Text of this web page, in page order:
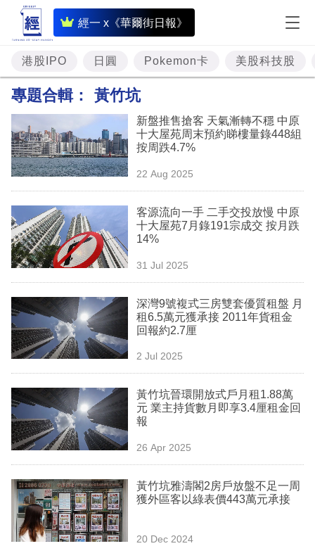
經一 x《華爾街日報》
即
時
財
經
投
資
樓
市
理
商
業
科
技
職
場
生
時
事
港股IPO 日圓 Pokemon卡 美股科技股
專題合輯： 黃竹坑
新盤推售搶客 天氣漸轉不穩 中原
十大屋苑周末預約睇樓量錄448組
按周跌4.7%
22 Aug 2025
客源流向一手 二手交投放慢 中原
十大屋苑7月錄191宗成交 按月跌
14%
31 Jul 2025
深灣9號複式三房雙套優質租盤 月
租6.5萬元獲承接 2011年貨租金
回報約2.7厘
2 Jul 2025
黃竹坑晉環開放式戶月租1.88萬
元 業主持貨數月即享3.4厘租金回
報
26 Apr 2025
黃竹坑雅濤閣2房戶放盤不足一周
獲外區客以綠表價443萬元承接
20 Dec 2024